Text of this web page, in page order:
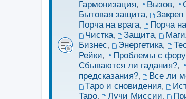
Гармонизация, Вызов,
Бытовая защита,
Порча на врага, Порча
Чистка, Защита,
Бизнес, Энергетика,
Рейки, Проблемы с
Сбываются ли гадания?,
предсказания?, Все ли
Таро и сновидения,
Таро, Лучи Миссии,